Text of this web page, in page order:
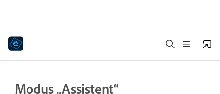
Modus „Assistent“